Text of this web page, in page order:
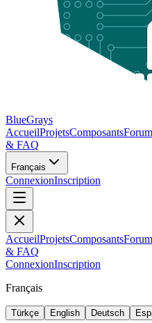
BlueGrays
AccueilProjetsComposantsForum
& FAQ
Français
ConnexionInscription
AccueilProjetsComposantsForum
& FAQ
ConnexionInscription
Français
Türkçe English Deutsch